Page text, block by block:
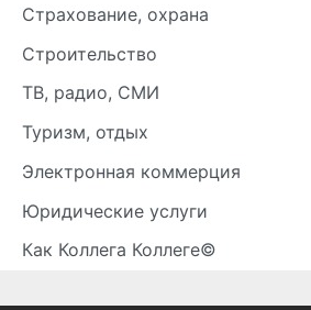
Страхование, охрана
Строительство
ТВ, радио, СМИ
Туризм, отдых
Электронная коммерция
Юридические услуги
Как Коллега Коллеге©